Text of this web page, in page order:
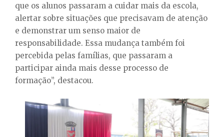
que os alunos passaram a cuidar mais da escola,
alertar sobre situações que precisavam de atenção
e demonstrar um senso maior de
responsabilidade. Essa mudança também foi
percebida pelas famílias, que passaram a
participar ainda mais desse processo de
formação”, destacou.